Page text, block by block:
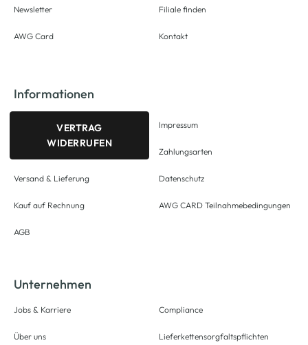
Newsletter
AWG Card
Filiale finden
Kontakt
Informationen
VERTRAG
WIDERRUFEN
Versand & Lieferung
Kauf auf Rechnung
AGB
Impressum
Zahlungsarten
Datenschutz
AWG CARD Teilnahmebedingungen
Unternehmen
Jobs & Karriere
Über uns
Compliance
Lieferkettensorgfaltspflichten